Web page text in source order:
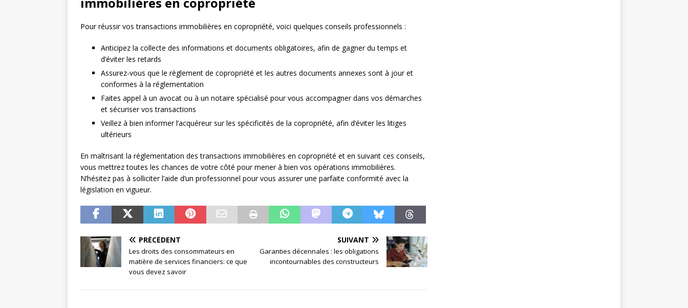
Pour réussir vos transactions immobilières en copropriété, voici quelques conseils professionnels :
Anticipez la collecte des informations et documents obligatoires, afin de gagner du temps et
d’éviter les retards
Assurez-vous que le règlement de copropriété et les autres documents annexes sont à jour et
conformes à la réglementation
Faites appel à un avocat ou à un notaire spécialisé pour vous accompagner dans vos démarches
et sécuriser vos transactions
Veillez à bien informer l’acquéreur sur les spécificités de la copropriété, afin d’éviter les litiges
ultérieurs
En maîtrisant la réglementation des transactions immobilières en copropriété et en suivant ces conseils,
vous mettrez toutes les chances de votre côté pour mener à bien vos opérations immobilières.
N’hésitez pas à solliciter l’aide d’un professionnel pour vous assurer une parfaite conformité avec la
législation en vigueur.
PRÉCÉDENT
Les droits des consommateurs en
matière de services financiers: ce que
vous devez savoir
SUIVANT
Garanties décennales : les obligations
incontournables des constructeurs